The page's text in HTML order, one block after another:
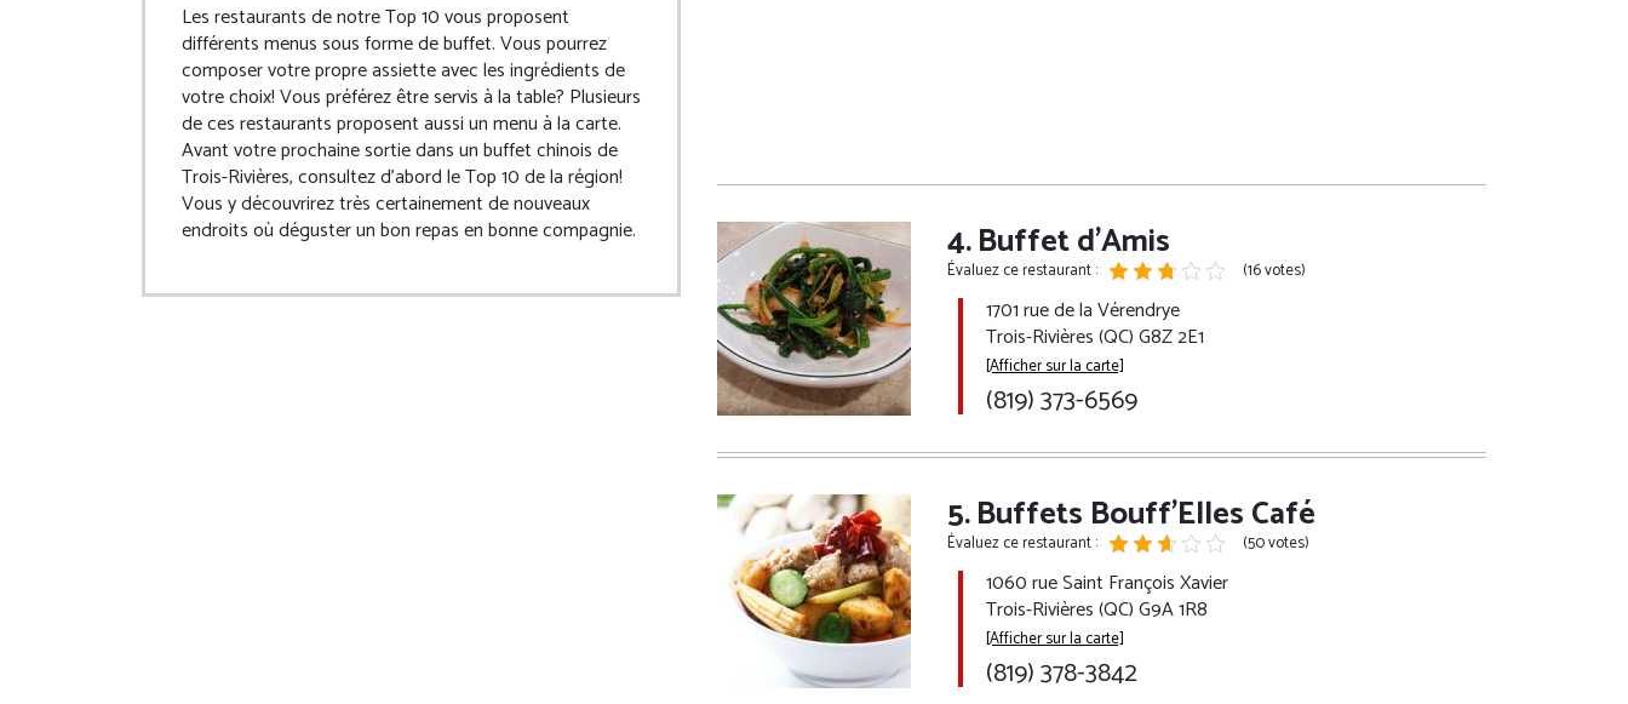
Les restaurants de notre Top 10 vous proposent
différents menus sous forme de buffet. Vous pourrez
composer votre propre assiette avec les ingrédients de
votre choix! Vous préférez être servis à la table? Plusieurs
de ces restaurants proposent aussi un menu à la carte.
Avant votre prochaine sortie dans un buffet chinois de
Trois-Rivières, consultez d’abord le Top 10 de la région!
Vous y découvrirez très certainement de nouveaux
endroits où déguster un bon repas en bonne compagnie.
Buffet d'Amis
Évaluez ce restaurant : (16 votes)
1701 rue de la Vérendrye
Trois-Rivières (QC) G8Z 2E1
[Afficher sur la carte]
(819) 373-6569
Buffets Bouff'Elles Café
Évaluez ce restaurant : (50 votes)
1060 rue Saint François Xavier
Trois-Rivières (QC) G9A 1R8
[Afficher sur la carte]
(819) 378-3842